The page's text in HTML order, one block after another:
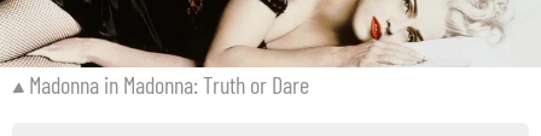
Madonna in Madonna: Truth or Dare